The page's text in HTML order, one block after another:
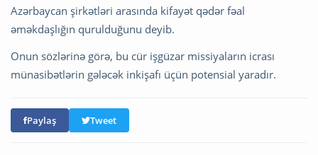
Azərbaycan şirkətləri arasında kifayət qədər fəal
əməkdaşlığın qurulduğunu deyib.
Onun sözlərinə görə, bu cür işgüzar missiyaların icrası
münasibətlərin gələcək inkişafı üçün potensial yaradır.
Paylaş Tweet